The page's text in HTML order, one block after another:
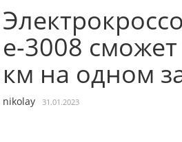
е-3008
км на одном
nikolay 31.01.2023